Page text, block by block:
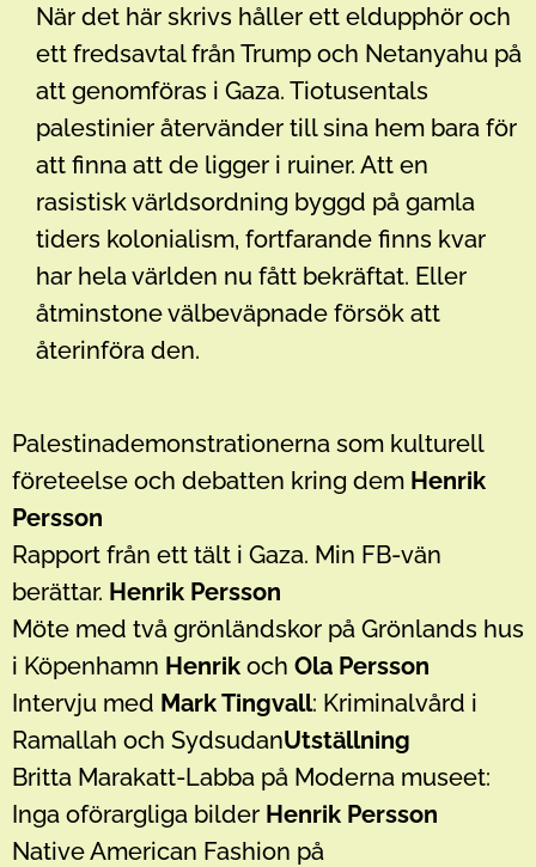
När det här skrivs håller ett eldupphör och
ett fredsavtal från Trump och Netanyahu på
att genomföras i Gaza. Tiotusentals
palestinier återvänder till sina hem bara för
att finna att de ligger i ruiner. Att en
rasistisk världsordning byggd på gamla
tiders kolonialism, fortfarande finns kvar
har hela världen nu fått bekräftat. Eller
åtminstone välbeväpnade försök att
återinföra den.
Palestinademonstrationerna som kulturell
företeelse och debatten kring dem Henrik
Persson
Rapport från ett tält i Gaza. Min FB-vän
berättar. Henrik Persson
Möte med två grönländskor på Grönlands hus
i Köpenhamn Henrik och Ola Persson
Intervju med Mark Tingvall: Kriminalvård i
Ramallah och SydsudanUtställning
Britta Marakatt-Labba på Moderna museet:
Inga oförargliga bilder Henrik Persson
Native American Fashion på